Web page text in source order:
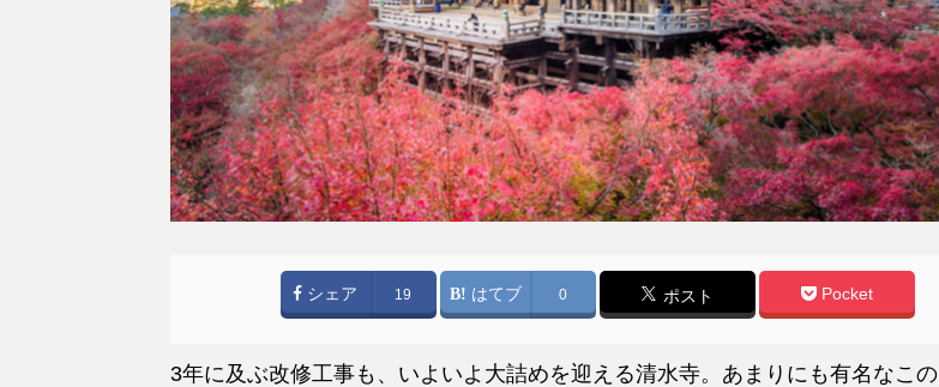
シェア 19 はてブ 0 ポスト Pocket
3年に及ぶ改修工事も、いよいよ大詰めを迎える清水寺。あまりにも有名なこの